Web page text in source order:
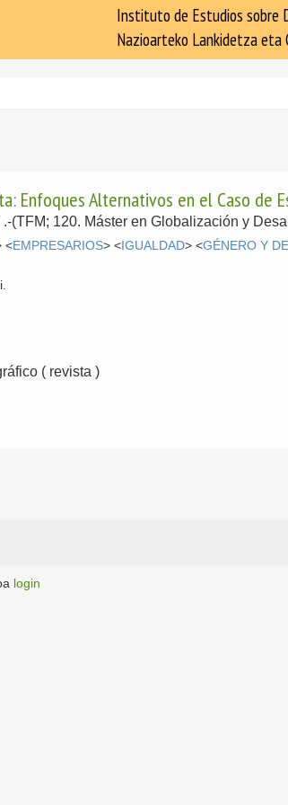
Instituto de Estudios sobre
Nazioarteko Lankidetza
Enfoques Alternativos en el Caso de
(TFM; 120. Máster en Globalización y
<EMPRESARIOS> <IGUALDAD> <GÉNERO Y
( revista )
login